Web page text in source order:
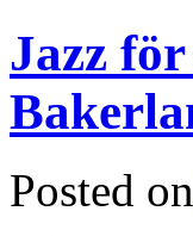
Jazz
Posted on